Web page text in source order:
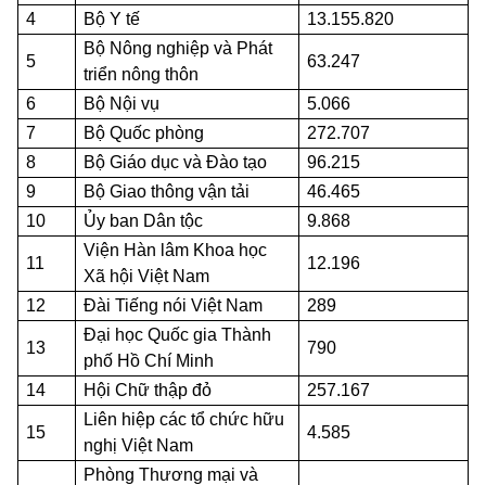
4
Bộ Y tế 13.155.820
5
Bộ Nông nghiệp và Phát
triển nông thôn
63.247
6 Bộ Nội vụ
5.066
7
Bộ Quốc phòng
272.707
8
Bộ Giáo dục và Đào tạo
96.215
9
Bộ Giao thông vận tải
46.465
10
Ủy ban Dân tộc 9.868
11
Viện Hàn lâm Khoa học
Xã hội Việt Nam
12.196
12 Đài Tiếng nói Việt Nam 289
13
Đại học Quốc gia Thành
phố Hồ Chí Minh
790
14 Hội Chữ thập đỏ 257.167
15
Liên hiệp các tổ chức hữu
nghị Việt Nam
4.585
Phòng Thương mại và